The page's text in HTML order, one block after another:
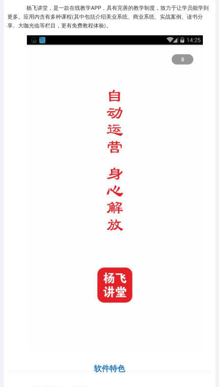
杨飞讲堂，是一款在线教学APP，具有完善的教学制度，致力于让学员能学到
更多。应用内含有多种课程(其中包括介绍美业系统、商业系统、实战案例、读书分
享、大咖光临等栏目，更有免费教程体验)。
软件特色